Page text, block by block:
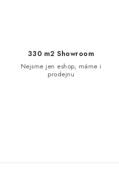
330 m2 Showroom
Nejsme jen eshop, máme i
prodejnu